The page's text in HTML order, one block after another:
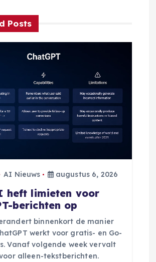
Posts
AI Nieuws augustus 6, 2026
heft limieten voor
berichten op
binnenkort de manier
werkt voor gratis- en Go-
Vanaf volgende week vervalt
alleen-tekstberichten.